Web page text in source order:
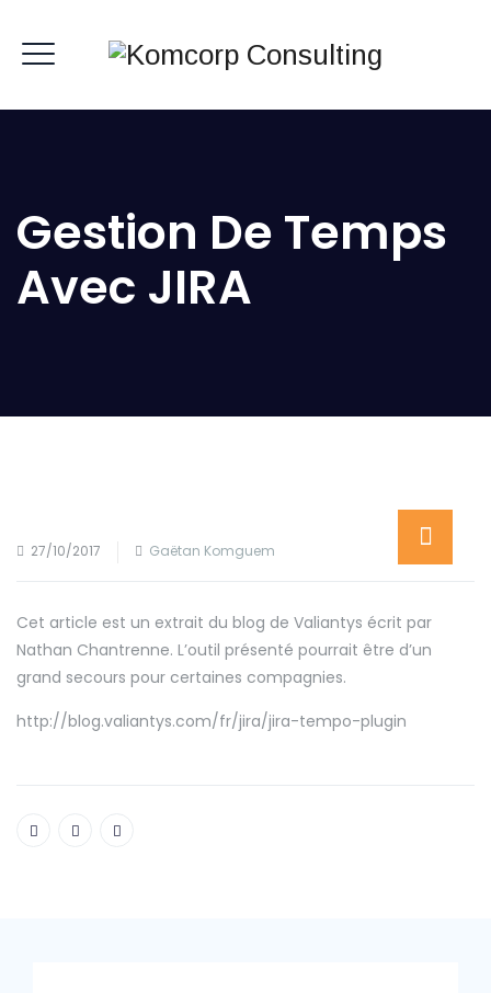
Gestion De Temps
Avec JIRA
27/10/2017 Gaëtan Komguem
Cet article est un extrait du blog de Valiantys écrit par
Nathan Chantrenne. L’outil présenté pourrait être d’un
grand secours pour certaines compagnies.
http://blog.valiantys.com/fr/jira/jira-tempo-plugin